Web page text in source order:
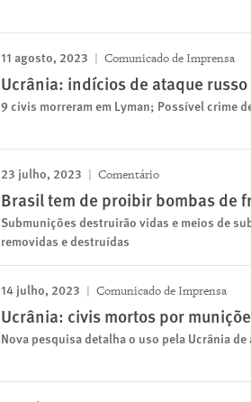
11 agosto, 2023 Comunicado de Imprensa
Ucrânia: indícios de ataque
9 civis morreram em Lyman; Possível crime
23 julho, 2023 Comentário
Brasil tem de proibir bombas de
Submunições destruirão vidas e meios de
removidas e destruídas
14 julho, 2023 Comunicado de Imprensa
Ucrânia: civis mortos por
Nova pesquisa detalha o uso pela Ucrânia